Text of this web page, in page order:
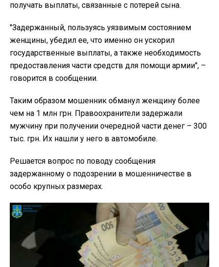
получать выплаты, связанные с потерей сына.
"Задержанный, пользуясь уязвимым состоянием
женщины, убедил ее, что именно он ускорил
государственные выплаты, а также необходимость
предоставления части средств для помощи армии", –
говорится в сообщении.
Таким образом мошенник обманул женщину более
чем на 1 млн грн. Правоохранители задержали
мужчину при получении очередной части денег – 300
тыс. грн. Их нашли у него в автомобиле.
Решается вопрос по поводу сообщения
задержанному о подозрении в мошенничестве в
особо крупных размерах.